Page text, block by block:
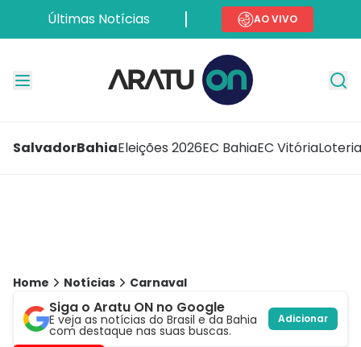
Últimas Notícias AO VIVO
SalvadorBahiaEleições 2026EC BahiaEC Vitória
Home Notícias Carnaval
Siga o Aratu ON no Google
E veja as notícias do Brasil e da Bahia
com destaque nas suas buscas.
Adicionar